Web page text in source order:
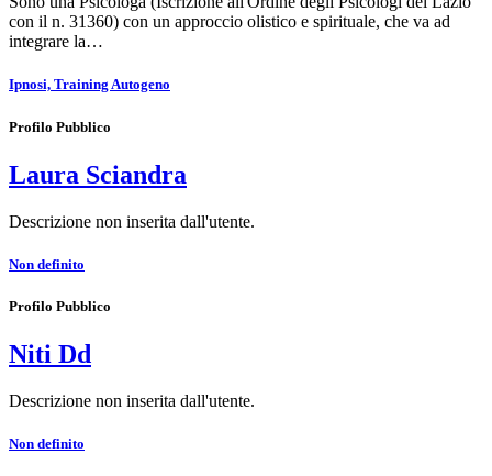
con il n. 31360) con un approccio olistico e spirituale, che va ad
integrare la…
Ipnosi, Training Autogeno
Profilo Pubblico
Laura Sciandra
Descrizione non inserita dall'utente.
Non definito
Profilo Pubblico
Niti Dd
Descrizione non inserita dall'utente.
Non definito